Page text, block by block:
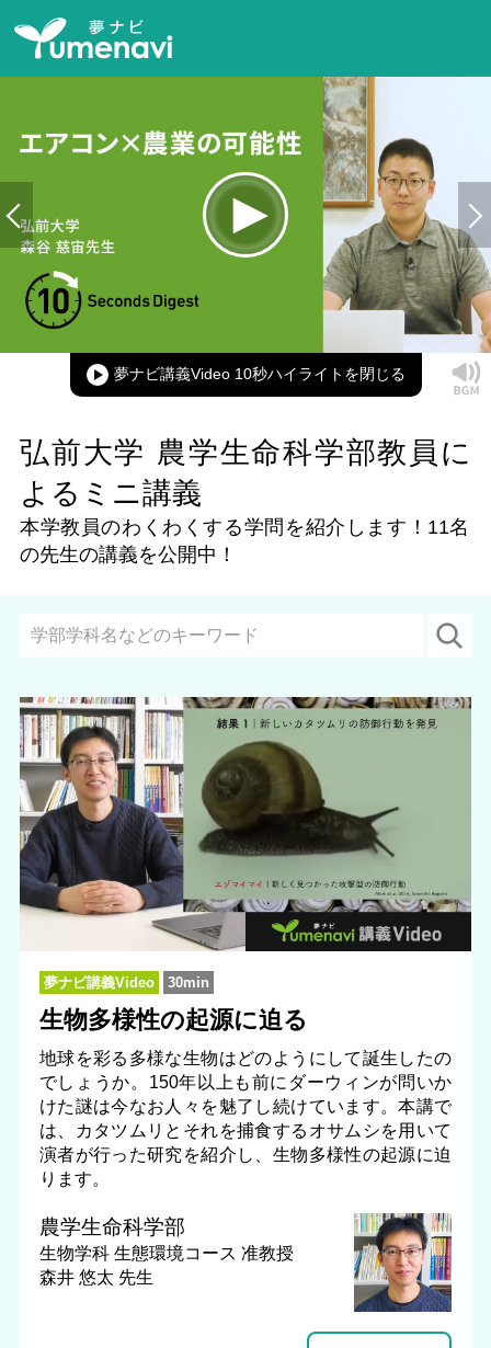
Time
Picture-
in-
Picture
夢ナビ講義Video 10秒ハイライト
弘前大学 農学生命科学部教員に
よるミニ講義
本学教員のわくわくする学問を紹介します！ 11名
の先生の講義を公開中！
夢ナビ講義Video 30min
生物多様性の起源に迫る
地球を彩る多様な生物はどのようにして誕生したの
でしょうか。150年以上も前にダーウィンが問いか
けた謎は今なお人々を魅了し続けています。本講で
は、カタツムリとそれを捕食するオサムシを用いて
演者が行った研究を紹介し、生物多様性の起源に迫
ります。
農学生命科学部
生物学科 生態環境コース 准教授
森井 悠太 先生